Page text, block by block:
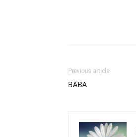
Previous article
BABA